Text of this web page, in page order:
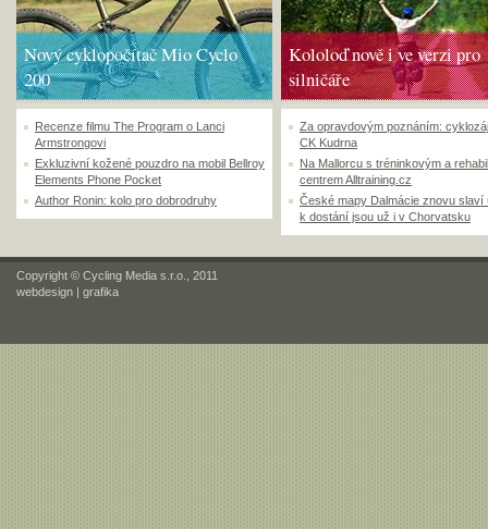
Nový cyklopočítač Mio Cyclo
200
Recenze filmu The Program o Lanci
Armstrongovi
Exkluzivní kožené pouzdro na mobil Bellroy
Elements Phone Pocket
Author Ronin: kolo pro dobrodruhy
Kololoď nově i ve verzi pro
silničáře
Za opravdovým poznáním:
CK Kudrna
Na Mallorcu s tréninkovým a
centrem Alltraining.cz
České mapy Dalmácie znovu slaví
k dostání jsou už i v Chorvatsku
Copyright © Cycling Media s.r.o., 2011
webdesign | grafika